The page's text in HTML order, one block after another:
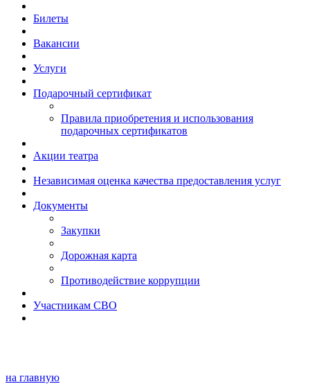
Билеты
Вакансии
Услуги
Подарочный сертификат
Правила приобретения и использования
подарочных сертификатов
Акции театра
Независимая оценка качества предоставления услуг
Документы
Закупки
Дорожная карта
Противодействие коррупции
Участникам СВО
на главную